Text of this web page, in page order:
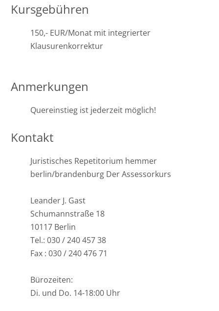
Kursgebühren
150,- EUR/Monat mit integrierter
Klausurenkorrektur
Anmerkungen
Quereinstieg ist jederzeit möglich!
Kontakt
Juristisches Repetitorium hemmer
berlin/brandenburg Der Assessorkurs
Leander J. Gast
Schumannstraße 18
10117 Berlin
Tel.: 030 / 240 457 38
Fax : 030 / 240 476 71
Bürozeiten:
Di. und Do. 14-18:00 Uhr